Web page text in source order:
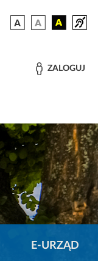
ZALOGUJ
E-URZĄD